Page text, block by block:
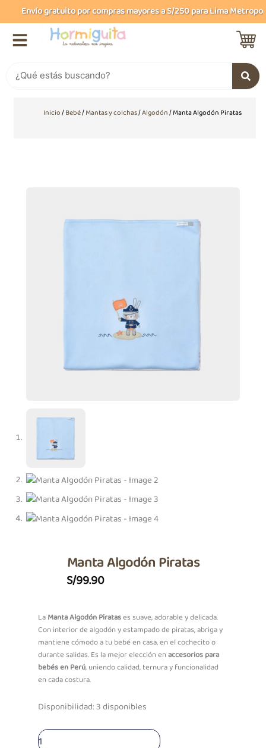
al
contenido
Envío gratuito por compras mayores a S/250 para Lima
Inicio/Bebé/Mantas y colchas/Algodón/ Manta Algodón Piratas
Manta Algodón Piratas
S/99.90
LaManta Algodón Piratases suave, adorable y delicada.
Con interior de algodón y estampado de piratas, abriga y
mantiene cómodo a tu bebé en casa, en el cochecito o
durante salidas. Es la mejor elección enaccesorios para
bebés en Perú, uniendo calidad, ternura y funcionalidad
en cada costura.
Disponibilidad:3 disponibles
Manta
Piratas
cantidad